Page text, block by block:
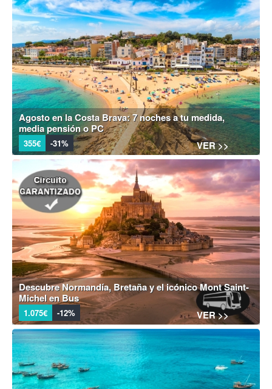
Agosto en la Costa Brava: 7 noches a tu medida,
media pensión o PC
355€ -31% VER >>
Descubre Normandía, Bretaña y el icónico Mont Saint-
Michel en Bus
1.075€ -12% VER >>